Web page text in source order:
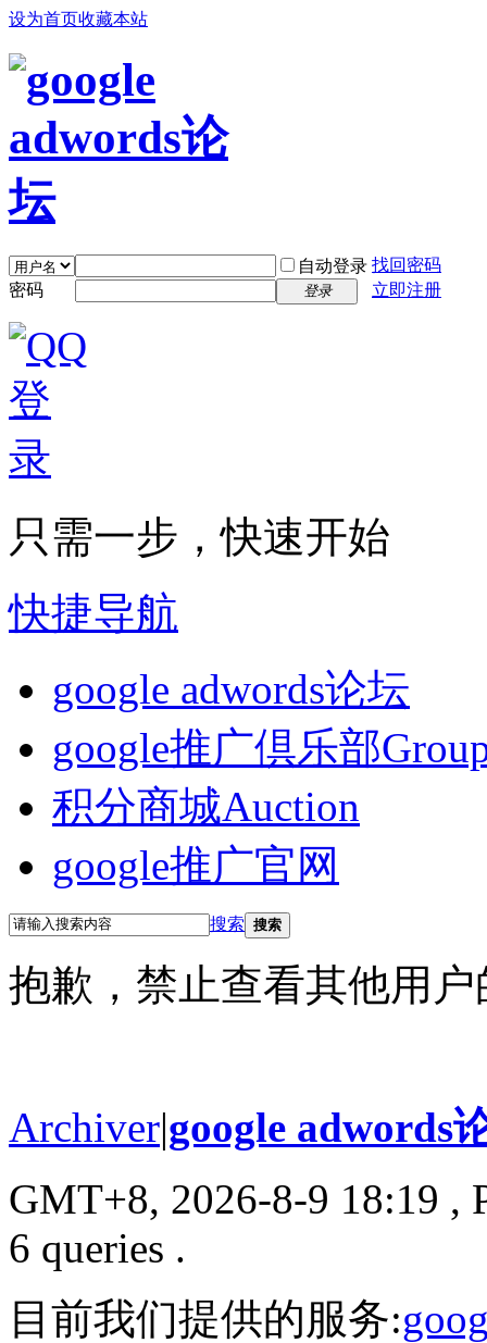
设为首页收藏本站
自动登录 找回密码
密码
登录 立即注册
只需一步，快速开始
快捷导航
google adwords论坛
google推广倶乐部
积分商城Auction
google推广官网
搜索 搜索
抱歉，禁止查看其他用
Archiver|google adwords
GMT+8, 2026-8-9 18:19 ,
6 queries .
目前我们提供的服务: